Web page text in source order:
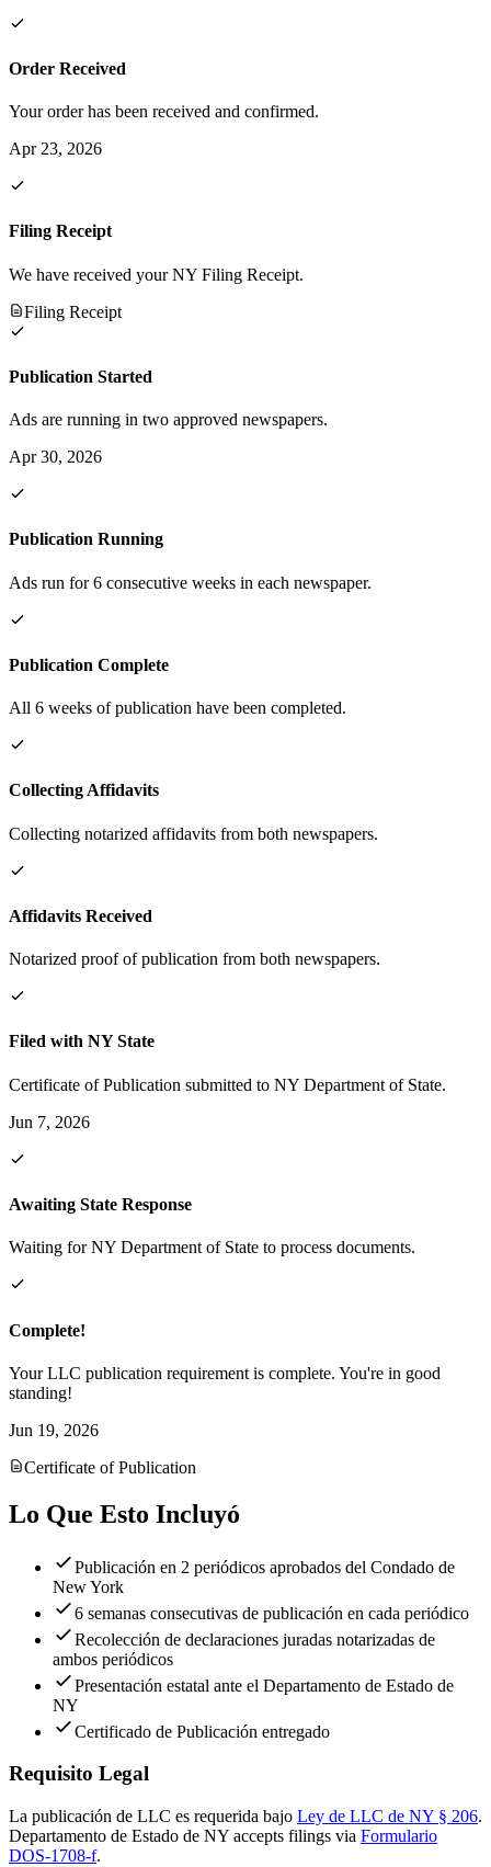
Order Received
Your order has been received and confirmed.
Apr 23, 2026
Filing Receipt
We have received your NY Filing Receipt.
Filing Receipt
Publication Started
Ads are running in two approved newspapers.
Apr 30, 2026
Publication Running
Ads run for 6 consecutive weeks in each newspaper.
Publication Complete
All 6 weeks of publication have been completed.
Collecting Affidavits
Collecting notarized affidavits from both newspapers.
Affidavits Received
Notarized proof of publication from both newspapers.
Filed with NY State
Certificate of Publication submitted to NY Department of State.
Jun 7, 2026
Awaiting State Response
Waiting for NY Department of State to process documents.
Complete!
Your LLC publication requirement is complete. You're in good
standing!
Jun 19, 2026
Certificate of Publication
Lo Que Esto Incluyó
Publicación en 2 periódicos aprobados del Condado de
New York
6 semanas consecutivas de publicación en cada periódico
Recolección de declaraciones juradas notarizadas de
ambos periódicos
Presentación estatal ante el Departamento de Estado de
NY
Certificado de Publicación entregado
Requisito Legal
La publicación de LLC es requerida bajo Ley de LLC de NY § 206.
Departamento de Estado de NY accepts filings via Formulario
DOS-1708-f.